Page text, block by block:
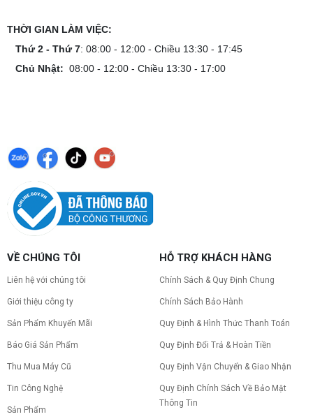
THỜI GIAN LÀM VIỆC:
Thứ 2 - Thứ 7: 08:00 - 12:00 - Chiều 13:30 - 17:45
Chủ Nhật: 08:00 - 12:00 - Chiều 13:30 - 17:00
VỀ CHÚNG TÔI
Liên hệ với chúng tôi
Giới thiệu công ty
Sản Phẩm Khuyến Mãi
Báo Giá Sản Phẩm
Thu Mua Máy Cũ
Tin Công Nghệ
Sản Phẩm
HỖ TRỢ KHÁCH HÀNG
Chính Sách & Quy Định Chung
Chính Sách Bảo Hành
Quy Định & Hình Thức Thanh Toán
Quy Định Đổi Trả & Hoàn Tiền
Quy Định Vận Chuyển & Giao Nhận
Quy Định Chính Sách Về Bảo Mật
Thông Tin